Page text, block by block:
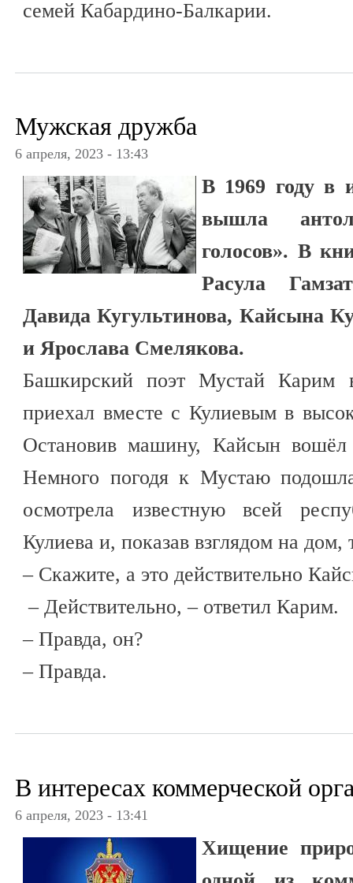
семей Кабардино-Балкарии.
Мужская дружба
6 апреля, 2023 - 13:43
В 1969 году в
вышла
голосов». В
Расула
Давида Кугультинова, Кайсына
и Ярослава Смелякова.
Башкирский поэт Мустай Карим
приехал вместе с Кулиевым в
Остановив машину, Кайсын вошёл
Немного погодя к Мустаю
осмотрела известную всей
Кулиева и, показав взглядом на дом,
– Скажите, а это действительно
– Действительно, – ответил Карим.
– Правда, он?
– Правда.
В интересах коммерческой
6 апреля, 2023 - 13:41
Хищение